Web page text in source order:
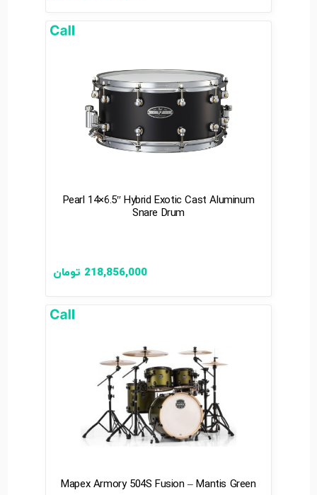
Pearl 14×6.5″ Hybrid Exotic Cast Aluminum
Snare Drum
218,856,000 تومان
Mapex Armory 504S Fusion – Mantis Green